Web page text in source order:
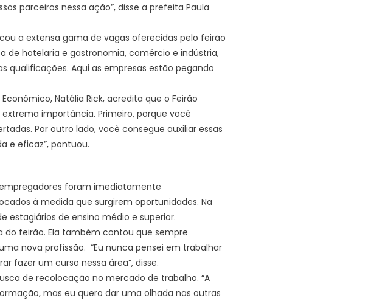
parceiros nessa ação”, disse a prefeita Paula
a extensa gama de vagas oferecidas pelo feirão
de hotelaria e gastronomia, comércio e indústria,
qualificações. Aqui as empresas estão pegando
Natália Rick, acredita que o Feirão
importância. Primeiro, porque você
Por outro lado, você consegue auxiliar essas
e eficaz”, pontuou.
foram imediatamente
à medida que surgirem oportunidades. Na
de ensino médio e superior.
do feirão. Ela também contou que sempre
nova profissão. “Eu nunca pensei em trabalhar
fazer um curso nessa área”, disse.
de recolocação no mercado de trabalho. “A
mas eu quero dar uma olhada nas outras